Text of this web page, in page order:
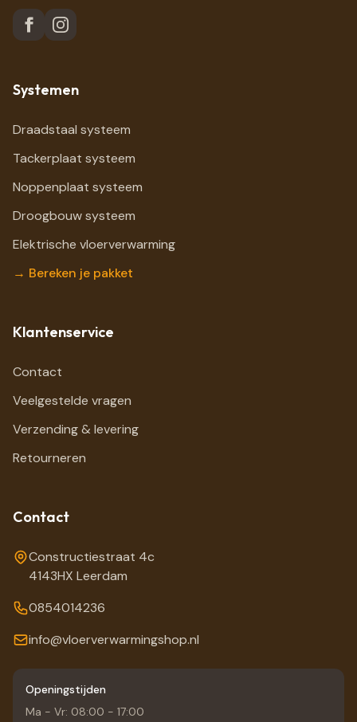
Systemen
Draadstaal systeem
Tackerplaat systeem
Noppenplaat systeem
Droogbouw systeem
Elektrische vloerverwarming
→ Bereken je pakket
Klantenservice
Contact
Veelgestelde vragen
Verzending & levering
Retourneren
Contact
Constructiestraat 4c
4143HX Leerdam
0854014236
info@vloerverwarmingshop.nl
Openingstijden
Ma - Vr: 08:00 - 17:00